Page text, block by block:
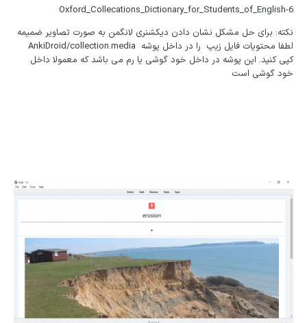
6-Oxford_Collecations_Dictionary_for_Students_of_English
نکته: برای حل مشکل نشان دادن دیکشنری لانگمن به صورت تصاویر ضمیمه
لطفا محتویات فایل زیپ را در داخل پوشه AnkiDroid/collection.media
کپی کنید. این پوشه در داخل خود گوشی یا رم می باشد که معمولا داخل
خود گوشی است